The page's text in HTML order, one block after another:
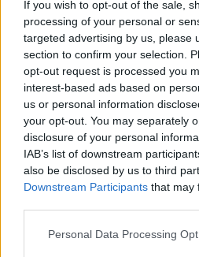
If you wish to opt-out of the sale,
processing of your personal or
targeted advertising by us, please
section to confirm your selection.
opt-out request is processed you
interest-based ads based on
us or personal information
your opt-out. You may separately
disclosure of your personal
IAB’s list of downstream
also be disclosed by us to third
Downstream Participants that may
Personal Data Processing
Atyaég, mi bukkant fel a
csaknem harminc éve
hasonlót a folyónál
A Duna rendkívül alacsony
váltak az Újvidék közelében